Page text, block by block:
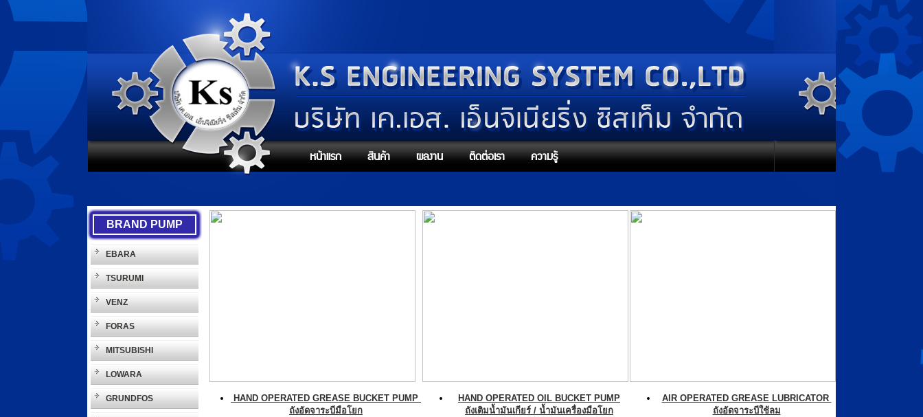
หน้าแรก สินค้า ผลงาน ติดต่อเรา ความรู้
BRAND PUMP
EBARA
TSURUMI
VENZ
FORAS
MITSUBISHI
LOWARA
GRUNDFOS
HAND OPERATED GREASE BUCKET PUMP
ถังอัดจาระบีมือโยก
HAND OPERATED OIL BUCKET PUMP
ถังเติมน้ำมันเกียร์ / น้ำมันเครื่องมือโยก
AIR OPERATED GREASE LUBRICATOR
ถังอัดจาระบีใช้ลม